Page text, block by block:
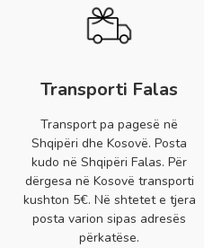
Transporti Falas
Transport pa pagesë në
Shqipëri dhe Kosovë. Posta
kudo në Shqipëri Falas. Për
dërgesa në Kosovë transporti
kushton 5€. Në shtetet e tjera
posta varion sipas adresës
përkatëse.